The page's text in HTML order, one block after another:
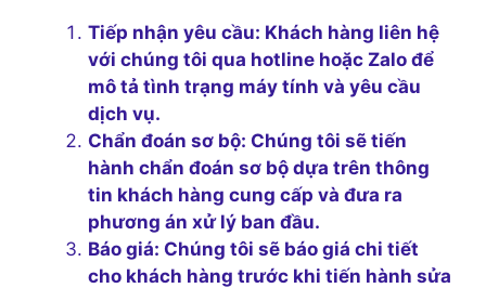
Tiếp nhận yêu cầu: Khách hàng liên hệ
với chúng tôi qua hotline hoặc Zalo để
mô tả tình trạng máy tính và yêu cầu
dịch vụ.
Chẩn đoán sơ bộ: Chúng tôi sẽ tiến
hành chẩn đoán sơ bộ dựa trên thông
tin khách hàng cung cấp và đưa ra
phương án xử lý ban đầu.
Báo giá: Chúng tôi sẽ báo giá chi tiết
cho khách hàng trước khi tiến hành sửa